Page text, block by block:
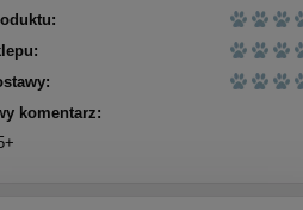
komentarz: